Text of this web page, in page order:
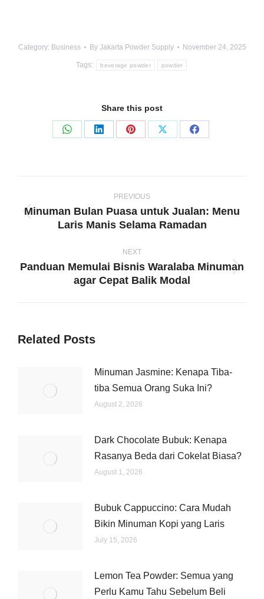
Category: Business By Jakarta Powder Supply November 24, 2025
Tags: beverage powder powder
Share this post
Share
Share
Share
Share
Share
navigation
PREVIOUS
Previous
Minuman Bulan Puasa untuk Jualan: Menu
Laris Manis Selama Ramadan
NEXT
Next
Panduan Memulai Bisnis Waralaba Minuman
agar Cepat Balik Modal
Related Posts
Minuman Jasmine: Kenapa Tiba-
tiba Semua Orang Suka Ini?
August 2, 2026
Dark Chocolate Bubuk: Kenapa
Rasanya Beda dari Cokelat Biasa?
August 1, 2026
Bubuk Cappuccino: Cara Mudah
Bikin Minuman Kopi yang Laris
July 15, 2026
Lemon Tea Powder: Semua yang
Perlu Kamu Tahu Sebelum Beli